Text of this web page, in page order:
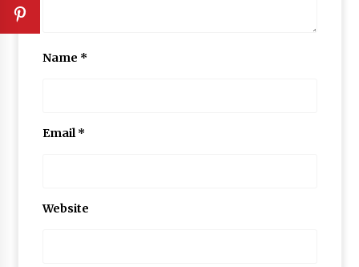
Name *
Email*
Website